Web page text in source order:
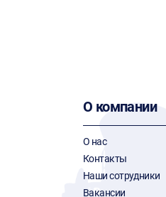
О компании
О нас
Контакты
Наши сотрудники
Вакансии